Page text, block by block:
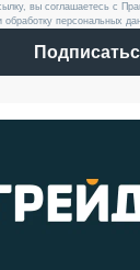
вы соглашаетесь с
обработку персональных